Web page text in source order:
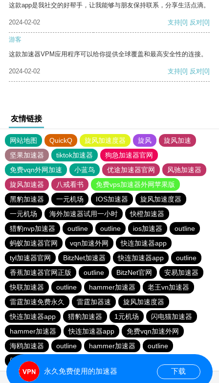
这款app是我社交的好帮手，让我能够与朋友保持联系，分享生活点滴。
2024-02-02 支持[0] 反对[0]
游客
这款加速器VPM应用程序可以给你提供全球覆盖和最高安全性的连接。
2024-02-02 支持[0] 反对[0]
友情链接
网站地图 QuickQ 旋风加速度器 旋风
旋风加速
坚果加速器
tiktok加速器
狗急加速器官网
免费vqn外网加速
小蓝鸟 优途加速器官网
风驰加速器
旋风加速器
八戒看书
免费vps加速器外网苹果版
黑豹加速器
一元机场 IOS加速器
旋风加速度器
一元机场
海外加速器试用一小时
快橙加速器
猎豹nvp加速器
outline outline ios加速器
outline
蚂蚁加速器官网
vqn加速外网
快连加速器app
tyl加速器官网
BitzNet加速器 快连加速器app
outline
香蕉加速器官网正版
outline BitzNet官网
安易加速器
快联加速器
outline hammer加速器
老王vn加速器
雷霆加速免费永久
雷霆加器速
旋风加速度器
快连加速器app
猎豹加速器 1元机场
闪电猫加速器
hammer加速器
快连加速器app
免费vqn加速外网
海鸥加速器
outline hammer加速器
outline
闪电猫加速器
永久免费使用的加速器 下载